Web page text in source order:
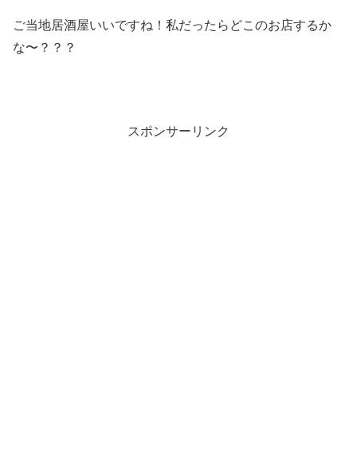
ご当地居酒屋いいですね！私だったらどこのお店するか
な〜？？？
スポンサーリンク